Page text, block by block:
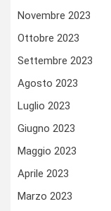
Novembre 2023
Ottobre 2023
Settembre 2023
Agosto 2023
Luglio 2023
Giugno 2023
Maggio 2023
Aprile 2023
Marzo 2023